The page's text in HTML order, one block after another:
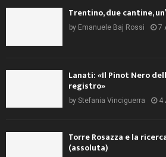
Trentino, due cantine,
by Emanuele Baj Rossi 7
Lanati: «Il Pinot Nero
registro»
by Stefania Vinciguerra 4
Torre Rosazza e la
(assoluta)